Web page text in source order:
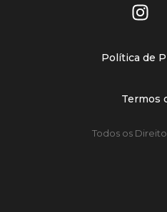
Política de
Termos
Todos os